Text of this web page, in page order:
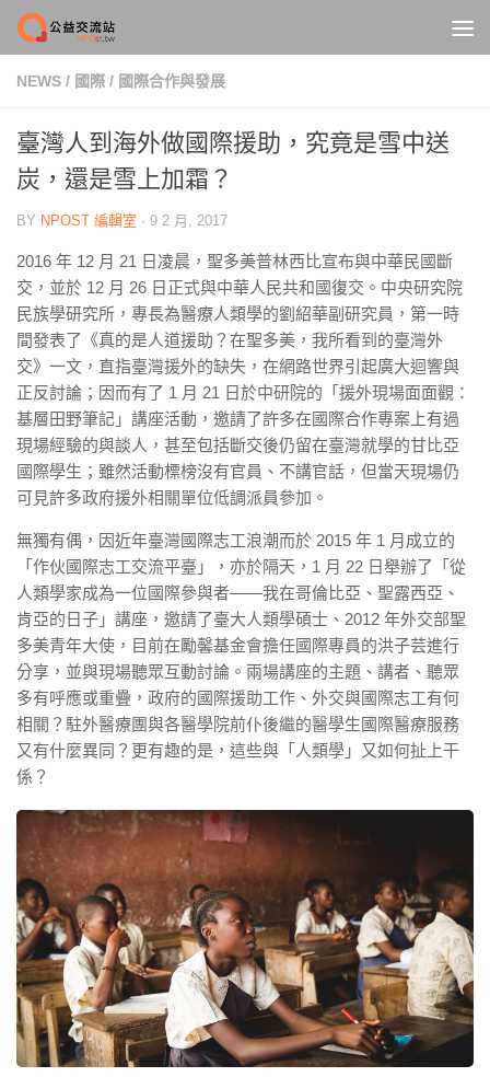
Skip to content
NEWS / 國際 / 國際合作與發展
臺灣人到海外做國際援助，究竟是雪中送
炭，還是雪上加霜？
BY NPOST 編輯室 · 9 2 月, 2017
2016 年 12 月 21 日凌晨，聖多美普林西比宣布與中華民國斷
交，並於 12 月 26 日正式與中華人民共和國復交。中央研究院
民族學研究所，專長為醫療人類學的劉紹華副研究員，第一時
間發表了《真的是人道援助？在聖多美，我所看到的臺灣外
交》一文，直指臺灣援外的缺失，在網路世界引起廣大迴響與
正反討論；因而有了 1 月 21 日於中研院的「援外現場面面觀：
基層田野筆記」講座活動，邀請了許多在國際合作專案上有過
現場經驗的與談人，甚至包括斷交後仍留在臺灣就學的甘比亞
國際學生；雖然活動標榜沒有官員、不講官話，但當天現場仍
可見許多政府援外相關單位低調派員參加。
無獨有偶，因近年臺灣國際志工浪潮而於 2015 年 1 月成立的
「作伙國際志工交流平臺」，亦於隔天，1 月 22 日舉辦了「從
人類學家成為一位國際參與者——我在哥倫比亞、聖露西亞、
肯亞的日子」講座，邀請了臺大人類學碩士、2012 年外交部聖
多美青年大使，目前在勵馨基金會擔任國際專員的洪子芸進行
分享，並與現場聽眾互動討論。兩場講座的主題、講者、聽眾
多有呼應或重疊，政府的國際援助工作、外交與國際志工有何
相關？駐外醫療團與各醫學院前仆後繼的醫學生國際醫療服務
又有什麼異同？更有趣的是，這些與「人類學」又如何扯上干
係？